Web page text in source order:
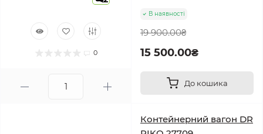
0
В наявності
19 900.00₴
15 500.00₴
До кошика
Контейнерний вагон DR